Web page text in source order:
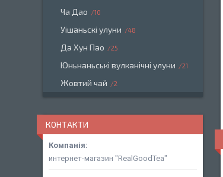
Ча Дао 10
Уішаньскі улуни 48
Да Хун Пао 25
Юньнаньські вулканічні улуни 21
Жовтий чай 2
КОНТАКТИ
интернет-магазин "RealGoodTea"